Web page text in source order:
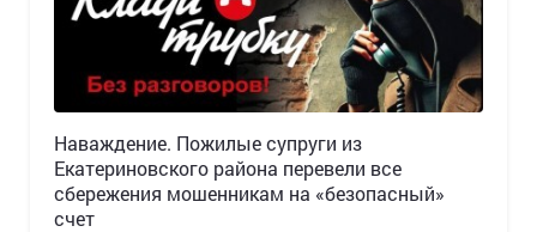
Наваждение. Пожилые супруги из
Екатериновского района перевели все
сбережения мошенникам на «безопасный»
счет